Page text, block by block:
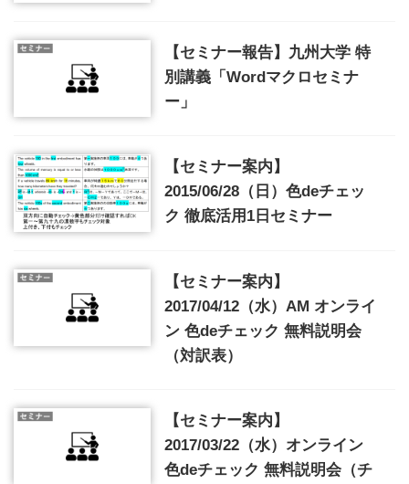
【セミナー報告】九州大学 特
別講義「Wordマクロセミナ
ー」
【セミナー案内】
2015/06/28（日）色deチェッ
ク 徹底活用1日セミナー
【セミナー案内】
2017/04/12（水）AM オンライ
ン 色deチェック 無料説明会
（対訳表）
【セミナー案内】
2017/03/22（水）オンライン
色deチェック 無料説明会（チ